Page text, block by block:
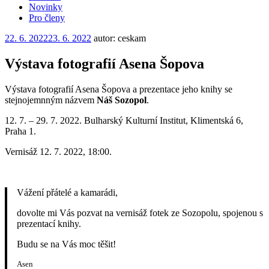
Novinky
Pro členy
Publikováno
22. 6. 202223. 6. 2022 autor: ceskam
Výstava fotografií Asena Šopova
Výstava fotografií Asena Šopova a prezentace jeho knihy se
stejnojemnným názvem Náš Sozopol.
12. 7. – 29. 7. 2022. Bulharský Kulturní Institut, Klimentská 6,
Praha 1.
Vernisáž 12. 7. 2022, 18:00.
Vážení přátelé a kamarádi,
dovolte mi Vás pozvat na vernisáž fotek ze Sozopolu, spojenou s
prezentací knihy.
Budu se na Vás moc těšit!
Asen